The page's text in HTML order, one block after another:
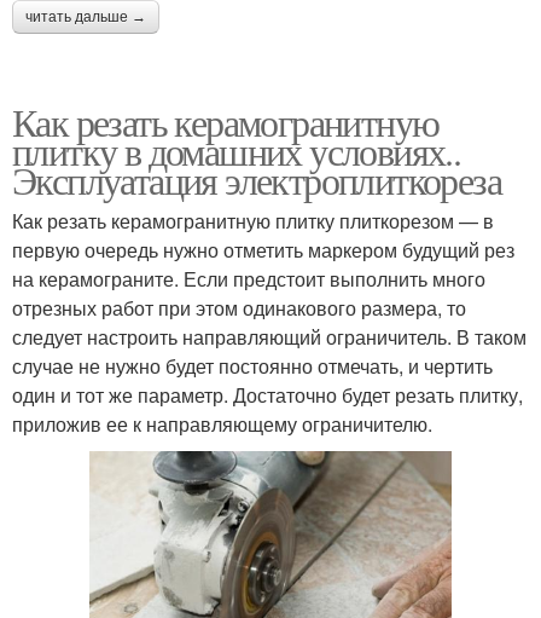
читать дальше →
Как резать керамогранитную
плитку в домашних условиях..
Эксплуатация электроплиткореза
Как резать керамогранитную плитку плиткорезом — в
первую очередь нужно отметить маркером будущий рез
на керамограните. Если предстоит выполнить много
отрезных работ при этом одинакового размера, то
следует настроить направляющий ограничитель. В таком
случае не нужно будет постоянно отмечать, и чертить
один и тот же параметр. Достаточно будет резать плитку,
приложив ее к направляющему ограничителю.